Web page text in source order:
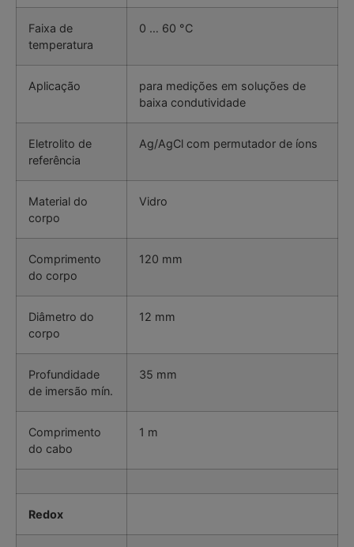
Faixa de
temperatura
0 … 60 °C
Aplicação
para medições em soluções de
baixa condutividade
Eletrolito de
referência
Ag/AgCl com permutador de íons
Material do
corpo
Vidro
Comprimento
do corpo
120 mm
Diâmetro do
corpo
12 mm
Profundidade
de imersão mín.
35 mm
Comprimento
do cabo
1 m
Redox